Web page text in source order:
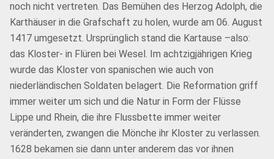
noch nicht vertreten. Das Bemühen des Herzog Adolph, die
Karthäuser in die Grafschaft zu holen, wurde am 06. August
1417 umgesetzt. Ursprünglich stand die Kartause –also:
das Kloster- in Flüren bei Wesel. Im achtzigjährigen Krieg
wurde das Kloster von spanischen wie auch von
niederländischen Soldaten belagert. Die Reformation griff
immer weiter um sich und die Natur in Form der Flüsse
Lippe und Rhein, die ihre Flussbette immer weiter
veränderten, zwangen die Mönche ihr Kloster zu verlassen.
1628 bekamen sie dann unter anderem das vor ihnen